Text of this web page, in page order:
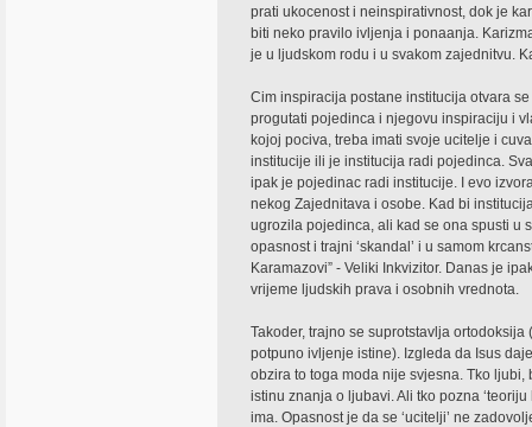
prati ukocenost i neinspirativnost, dok je
biti neko pravilo ivljenja i ponaanja.
je u ljudskom rodu i u svakom zajednitvu.
Cim inspiracija postane institucija otvara se
progutati pojedinca i njegovu inspiraciju i
kojoj pociva, treba imati svoje ucitelje i
institucije ili je institucija radi pojedinca.
ipak je pojedinac radi institucije. I evo
nekog Zajednitava i osobe. Kad bi
ugrozila pojedinca, ali kad se ona spusti u
opasnost i trajni ‘skandal’ i u samom
Karamazovi” - Veliki Inkvizitor. Danas je
vrijeme ljudskih prava i osobnih vrednota.
Takoder, trajno se suprotstavlja
potpuno ivljenje istine). Izgleda da Isus
obzira to toga moda nije svjesna. Tko
istinu znanja o ljubavi. Ali tko pozna
ima. Opasnost je da se ‘ucitelji’ ne